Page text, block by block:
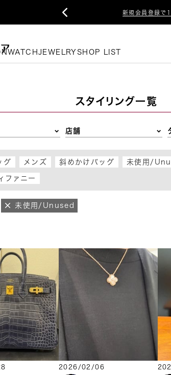
新規会員登録で

WATCHJEWELRY SHOP LIST
スタイリング一覧
店舗
グ メンズ 斜めかけバッグ 未使用/
ファニー
未使用/Unused
2026/02/06